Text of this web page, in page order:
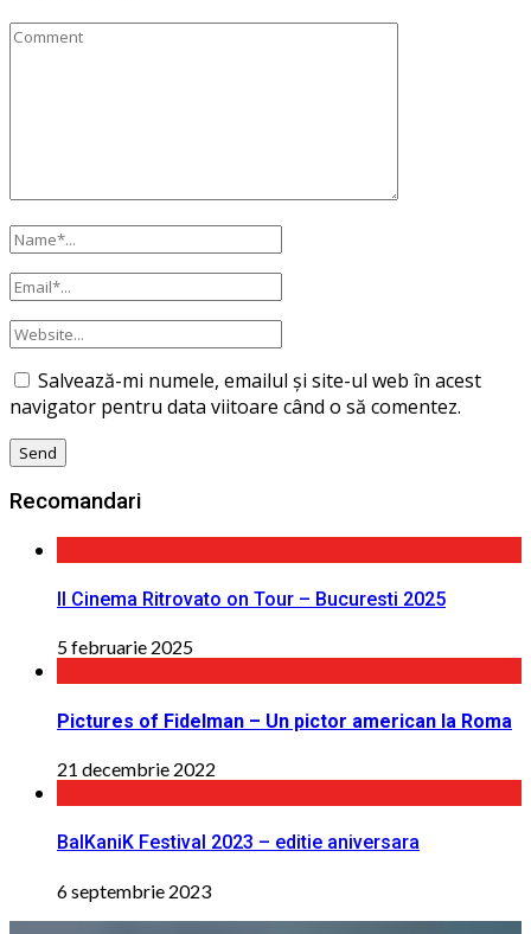
Salvează-mi numele, emailul și site-ul web în acest
navigator pentru data viitoare când o să comentez.
Recomandari
Il Cinema Ritrovato on Tour – Bucuresti 2025
5 februarie 2025
Pictures of Fidelman – Un pictor american la Roma
21 decembrie 2022
BalKaniK Festival 2023 – editie aniversara
6 septembrie 2023